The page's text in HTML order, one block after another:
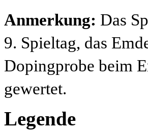
Anmerkung: Das
9. Spieltag, das
Dopingprobe beim
gewertet.
Legende